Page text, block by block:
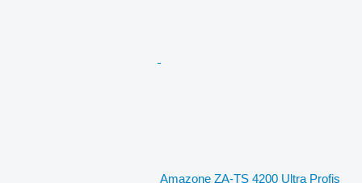
Amazone ZA-TS 4200 Ultra Profis